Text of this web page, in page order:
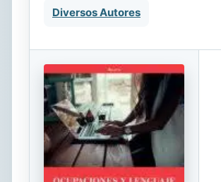
Diversos Autores